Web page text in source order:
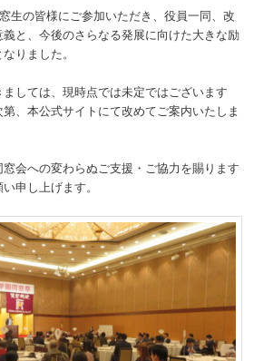
生の皆様にご参加いただき、役員一同、改
と、今後のさらなる発展に向けた大きな励
りました。
しては、現時点では未定ではございます
、本公式サイトにて改めてご案内いたしま
会への変わらぬご支援・ご協力を賜ります
申し上げます。